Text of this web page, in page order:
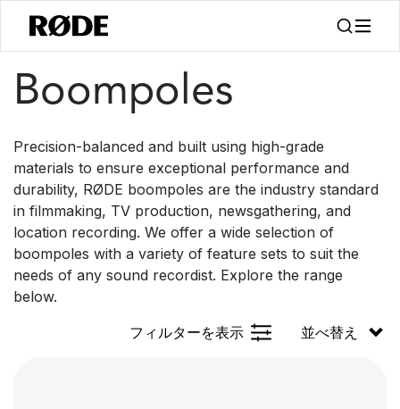
/ アクセサリー
Boompoles
Precision-balanced and built using high-grade
materials to ensure exceptional performance and
durability, RØDE boompoles are the industry standard
in filmmaking, TV production, newsgathering, and
location recording. We offer a wide selection of
boompoles with a variety of feature sets to suit the
needs of any sound recordist. Explore the range
below.
フィルターを表示
並べ替え